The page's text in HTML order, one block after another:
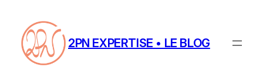
contenu
2PN EXPERTISE • LE BLOG